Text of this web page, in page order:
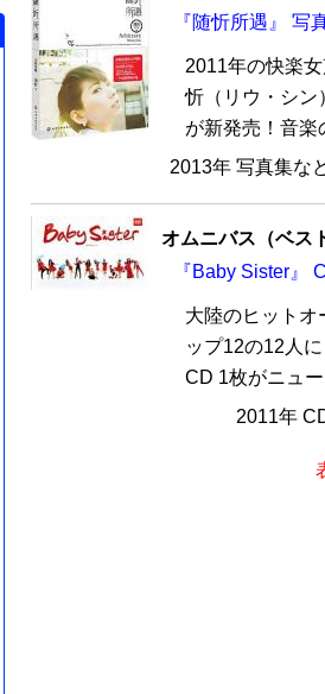
『随忻所遇』 写
2011年の快楽
忻（リウ・シン
が新発売！音楽
2013年 写真集な
オムニバス（ベス
『Baby Sister』
大陸のヒットオ
ップ12の12人
CD 1枚がニュ
2011年